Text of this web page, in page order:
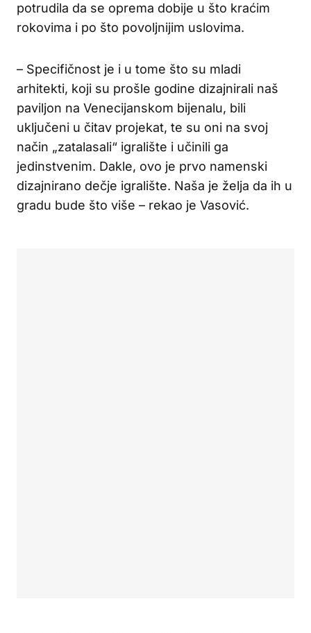
potrudila da se oprema dobije u što kraćim
rokovima i po što povoljnijim uslovima.
– Specifičnost je i u tome što su mladi
arhitekti, koji su prošle godine dizajnirali naš
paviljon na Venecijanskom bijenalu, bili
uključeni u čitav projekat, te su oni na svoj
način „zatalasali“ igralište i učinili ga
jedinstvenim. Dakle, ovo je prvo namenski
dizajnirano dečje igralište. Naša je želja da ih u
gradu bude što više – rekao je Vasović.